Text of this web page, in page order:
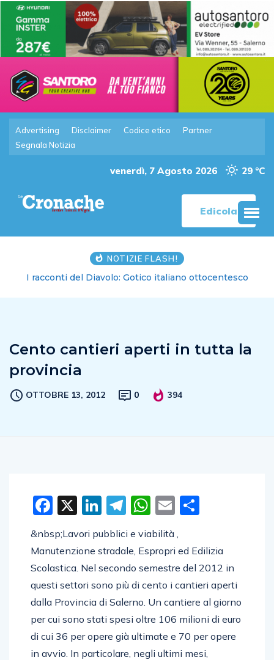
Advertising Disclaimer Codice etico
Partner
Segnala Notizia
venerdì, 7 Agosto 2026 29 °C
Edicola
NOTIZIE FLASH!
I racconti del Diavolo: Gotico italiano ottocentesco
Cento cantieri aperti in tutta la
provincia
OTTOBRE 13, 2012 0 394
Facebook
X LinkedIn
Telegram
WhatsApp
Email
&nbsp;Lavori pubblici e viabilità ,
Manutenzione stradale, Espropri ed Edilizia
Scolastica. Nel secondo semestre del 2012 in
questi settori sono più di cento i cantieri aperti
dalla Provincia di Salerno. Un cantiere al giorno
per cui sono stati spesi oltre 106 milioni di euro
di cui 36 per opere già ultimate e 70 per opere
in avvio. In particolare, negli ultimi mesi,